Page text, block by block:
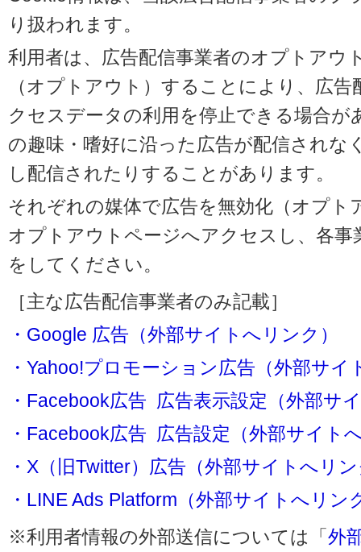
り扱われます。
利用者は、広告配信事業者のオプトアウ
（オプトアウト）することにより、広
クセスデータの利用を停止できる場合が
の趣味・嗜好に沿った広告が配信されな
し配信されたりすることがあります。
それぞれの媒体で広告を無効化（オプト
オプトアウトページへアクセスし、各
をしてください。
［主な広告配信事業者のみ記載］
・Google 広告（外部サイトへリンク）
・Yahoo!プロモーション広告（外部サイ
・Facebook広告 広告表示設定（外部サ
・Facebook広告 広告設定（外部サイト
・X（旧Twitter）広告（外部サイトへリ
・LINE Ads Platform（外部サイトへリン
※利用者情報の外部送信については「外